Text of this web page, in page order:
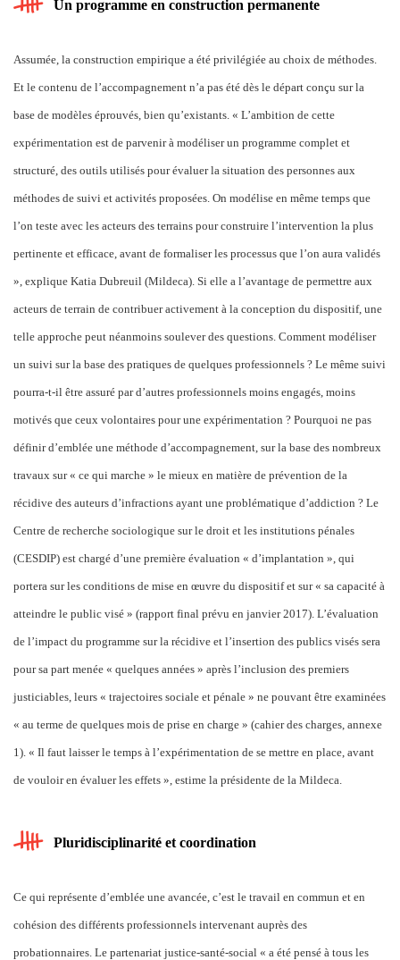
Un programme en construction permanente
Assumée, la construction empirique a été privilégiée au choix de méthodes.
Et le contenu de l’accompagnement n’a pas été dès le départ conçu sur la
base de modèles éprouvés, bien qu’existants. « L’ambition de cette
expérimentation est de parvenir à modéliser un programme complet et
structuré, des outils utilisés pour évaluer la situation des personnes aux
méthodes de suivi et activités proposées. On modélise en même temps que
l’on teste avec les acteurs des terrains pour construire l’intervention la plus
pertinente et efficace, avant de formaliser les processus que l’on aura validés
», explique Katia Dubreuil (Mildeca). Si elle a l’avantage de permettre aux
acteurs de terrain de contribuer activement à la conception du dispositif, une
telle approche peut néanmoins soulever des questions. Comment modéliser
un suivi sur la base des pratiques de quelques professionnels ? Le même suivi
pourra-t-il être assuré par d’autres professionnels moins engagés, moins
motivés que ceux volontaires pour une expérimentation ? Pourquoi ne pas
définir d’emblée une méthode d’accompagnement, sur la base des nombreux
travaux sur « ce qui marche » le mieux en matière de prévention de la
récidive des auteurs d’infractions ayant une problématique d’addiction ? Le
Centre de recherche sociologique sur le droit et les institutions pénales
(CESDIP) est chargé d’une première évaluation « d’implantation », qui
portera sur les conditions de mise en œuvre du dispositif et sur « sa capacité à
atteindre le public visé » (rapport final prévu en janvier 2017). L’évaluation
de l’impact du programme sur la récidive et l’insertion des publics visés sera
pour sa part menée « quelques années » après l’inclusion des premiers
justiciables, leurs « trajectoires sociale et pénale » ne pouvant être examinées
« au terme de quelques mois de prise en charge » (cahier des charges, annexe
1). « Il faut laisser le temps à l’expérimentation de se mettre en place, avant
de vouloir en évaluer les effets », estime la présidente de la Mildeca.
Pluridisciplinarité et coordination
Ce qui représente d’emblée une avancée, c’est le travail en commun et en
cohésion des différents professionnels intervenant auprès des
probationnaires. Le partenariat justice-santé-social « a été pensé à tous les